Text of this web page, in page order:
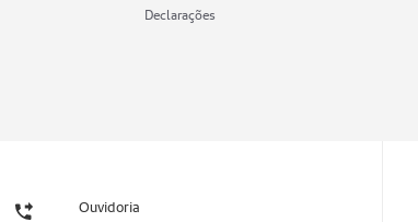
Declarações
Ouvidoria